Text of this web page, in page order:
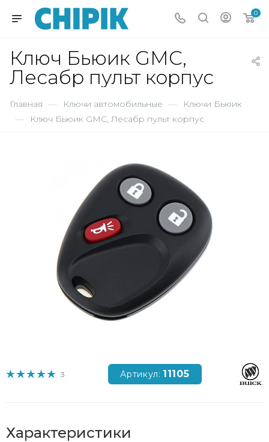
0
Ключ Бьюик GMC,
Лесабр пульт корпус
Главная — Ключи автомобильные — Ключи Бьюик
— Ключ Бьюик GMC, Лесабр пульт корпус
3 Артикул: 11105
Характеристики